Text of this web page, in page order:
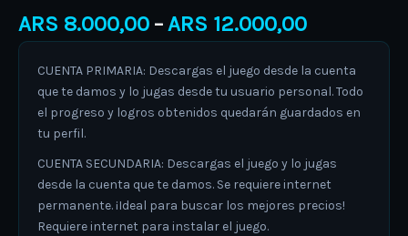
ARS 8.000,00 –ARS 12.000,00
CUENTA PRIMARIA: Descargas el juego desde la cuenta
que te damos y lo jugas desde tu usuario personal. Todo
el progreso y logros obtenidos quedarán guardados en
tu perfil.
CUENTA SECUNDARIA: Descargas el juego y lo jugas
desde la cuenta que te damos. Se requiere internet
permanente. ¡Ideal para buscar los mejores precios!
Requiere internet para instalar el juego.